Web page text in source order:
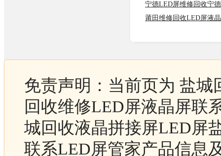
宁德LED屏维修回收宁
莆田维修回收LED屏液
免责声明：当前页为 盐
回收维修LED屏液晶屏联
城回收液晶拼接屏LED屏
联系LED屏管家产品信息